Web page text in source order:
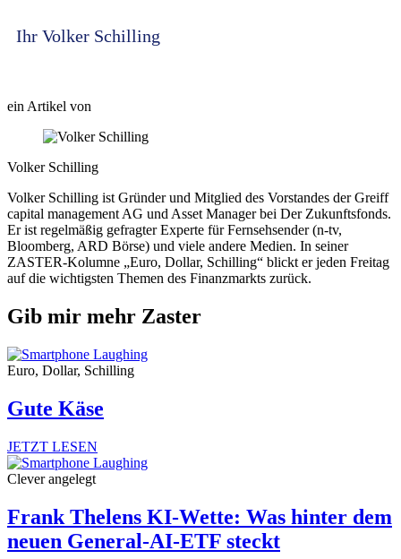
Ihr Volker Schilling
ein Artikel von
Volker Schilling
Volker Schilling ist Gründer und Mitglied des Vorstandes der Greiff
capital management AG und Asset Manager bei Der Zukunftsfonds.
Er ist regelmäßig gefragter Experte für Fernsehsender (n-tv,
Bloomberg, ARD Börse) und viele andere Medien. In seiner
ZASTER-Kolumne „Euro, Dollar, Schilling“ blickt er jeden Freitag
auf die wichtigsten Themen des Finanzmarkts zurück.
Gib mir mehr Zaster
Euro, Dollar, Schilling
Gute Käse
JETZT LESEN
Clever angelegt
Frank Thelens KI-Wette: Was hinter dem
neuen General-AI-ETF steckt